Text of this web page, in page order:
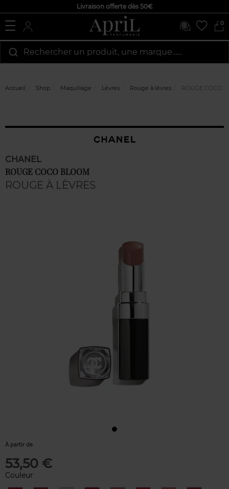
Livraison offerte dès 50€
0
Rechercher un produit, une marque…...
Accueil Shop Maquillage Lèvres Rouge à lèvres ROUGE COCO
CHANEL
ROUGE COCO BLOOM
ROUGE À LÈVRES
À partir de
53,50 €
Couleur